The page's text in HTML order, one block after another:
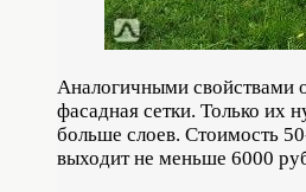
Аналогичными свойствами
фасадная сетки. Только их
больше слоев. Стоимость
выходит не меньше 6000